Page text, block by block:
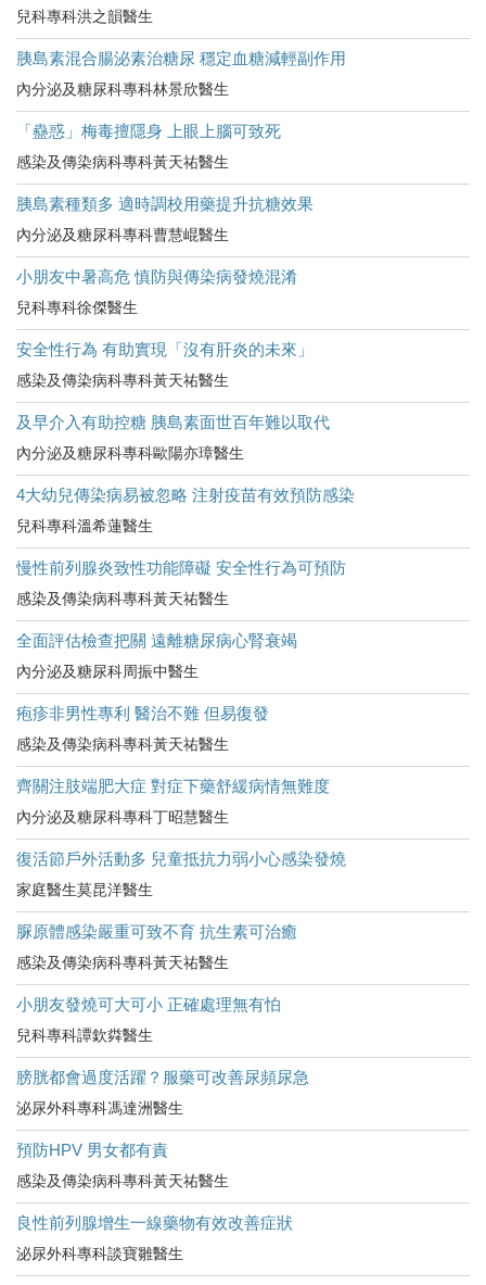
兒科專科洪之韻醫生
胰島素混合腸泌素治糖尿 穩定血糖減輕副作用
內分泌及糖尿科專科林景欣醫生
「蠱惑」梅毒擅隱身 上眼上腦可致死
感染及傳染病科專科黃天祐醫生
胰島素種類多 適時調校用藥提升抗糖效果
內分泌及糖尿科專科曹慧崐醫生
小朋友中暑高危​ 慎防與傳染病發燒混淆
兒科專科徐傑醫生
安全性行為 有助實現「沒有肝炎的未來」
感染及傳染病科專科黃天祐醫生
及早介入有助控糖 胰島素面世百年難以取代
內分泌及糖尿科專科歐陽亦璋醫生
4大幼兒傳染病易被忽略 注射疫苗有效預防感染
兒科專科溫希蓮醫生
慢性前列腺炎致性功能障礙 安全性行為可預防
感染及傳染病科專科黃天祐醫生
全面評估檢查把關 遠離糖尿病心腎衰竭
內分泌及糖尿科周振中醫生
疱疹非男性專利 醫治不難 但易復發
感染及傳染病科專科黃天祐醫生
齊關注肢端肥大症 對症下藥舒緩病情無難度
內分泌及糖尿科專科丁昭慧醫生
復活節戶外活動多 兒童抵抗力弱小心感染發燒
家庭醫生莫昆洋醫生
脲原體感染嚴重可致不育 抗生素可治癒
感染及傳染病科專科黃天祐醫生
小朋友發燒可大可小 正確處理無有怕
兒科專科譚欽粦醫生
膀胱都會過度活躍？服藥可改善尿頻尿急
泌尿外科專科馮達洲醫生
預防HPV 男女都有責
感染及傳染病科專科黃天祐醫生
良性前列腺增生一線藥物有效改善症狀
泌尿外科專科談寶雛醫生